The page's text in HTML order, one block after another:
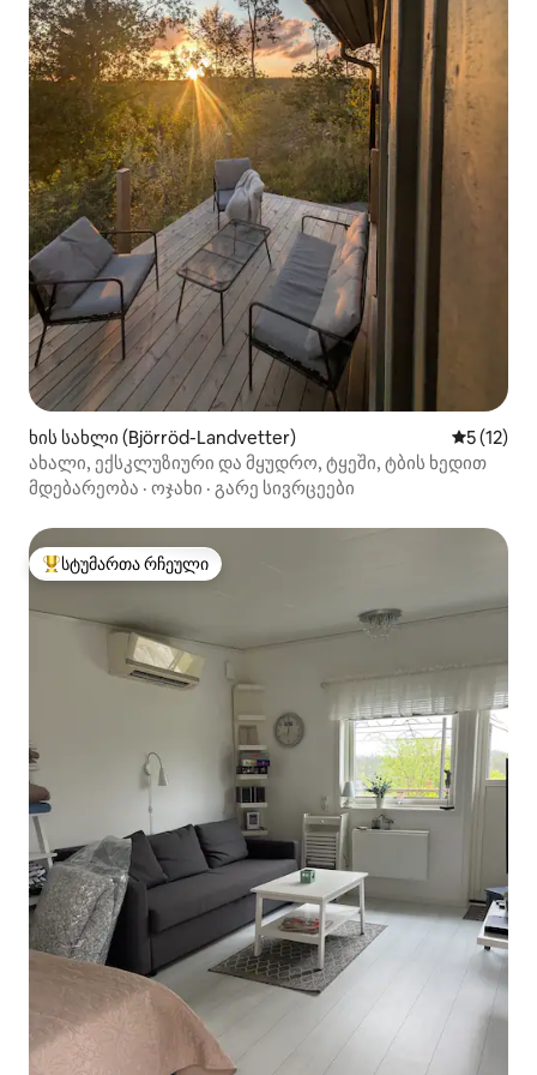
ხის სახლი (Björröd-Landvetter) საშუალო
5 (12)
ახალი, ექსკლუზიური და მყუდრო, ტყეში, ტბის ხედით
მდებარეობა · ოჯახი · გარე სივრცეები
სტუმართა რჩეული მოწინავე ვარიანტი
სტუმართა რჩეული